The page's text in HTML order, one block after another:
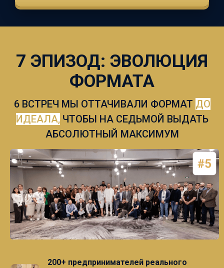
7 ЭПИЗОД: ЭВОЛЮЦИЯ
ФОРМАТА
6 ВСТРЕЧ МЫ ОТТАЧИВАЛИ ФОРМАТ ДО
ИДЕАЛА,ЧТОБЫ НА СЕДЬМОЙ ВЫДАТЬ
АБСОЛЮТНЫЙ МАКСИМУМ
200+ предпринимателей реального